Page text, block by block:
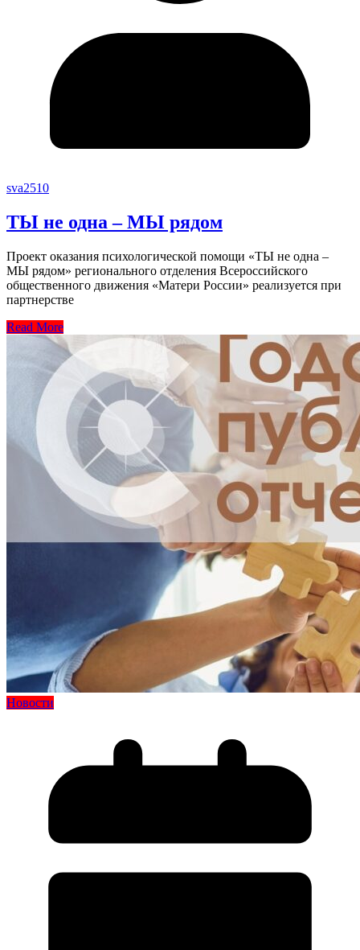
sva2510
ТЫ не одна – МЫ рядом
Проект оказания психологической помощи «ТЫ не одна –
МЫ рядом» регионального отделения Всероссийского
общественного движения «Матери России» реализуется при
партнерстве
Read More
Новости